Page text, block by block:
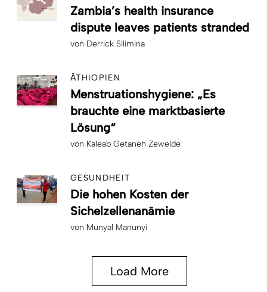
Zambia’s health insurance
dispute leaves patients stranded
von Derrick Silimina
ÄTHIOPIEN
Menstruationshygiene: „Es
brauchte eine marktbasierte
Lösung“
von Kaleab Getaneh Zewelde
GESUNDHEIT
Die hohen Kosten der
Sichelzellenanämie
von Munyal Manunyi
Load More